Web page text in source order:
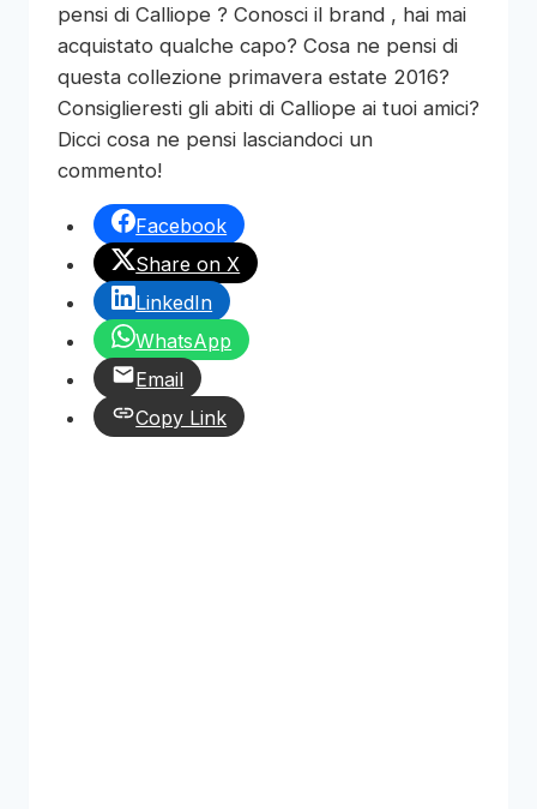
pensi di Calliope ? Conosci il brand , hai mai
acquistato qualche capo? Cosa ne pensi di
questa collezione primavera estate 2016?
Consiglieresti gli abiti di Calliope ai tuoi amici?
Dicci cosa ne pensi lasciandoci un
commento!
Facebook
Share on X
LinkedIn
WhatsApp
Email
Copy Link